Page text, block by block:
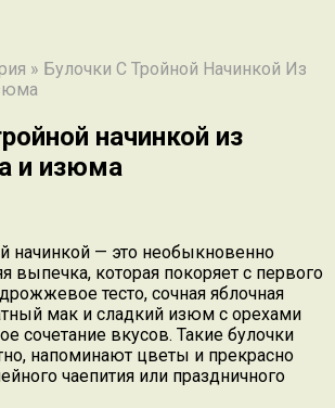
» Булочки С Тройной Начинкой Из
начинкой из
и изюма
начинкой — это необыкновенно
выпечка, которая покоряет с первого
тесто, сочная яблочная
мак и сладкий изюм с орехами
сочетание вкусов. Такие булочки
напоминают цветы и прекрасно
чаепития или праздничного